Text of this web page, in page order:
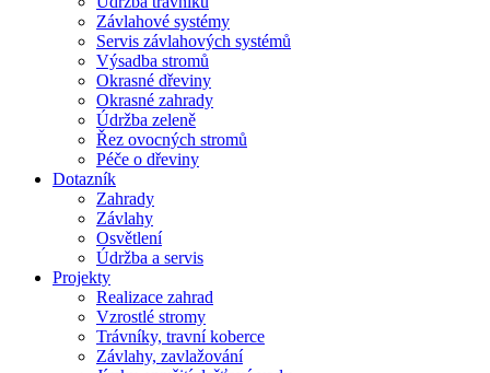
Závlahové systémy
Servis závlahových systémů
Výsadba stromů
Okrasné dřeviny
Okrasné zahrady
Údržba zeleně
Řez ovocných stromů
Péče o dřeviny
Dotazník
Zahrady
Závlahy
Osvětlení
Údržba a servis
Projekty
Realizace zahrad
Vzrostlé stromy
Trávníky, travní koberce
Závlahy, zavlažování